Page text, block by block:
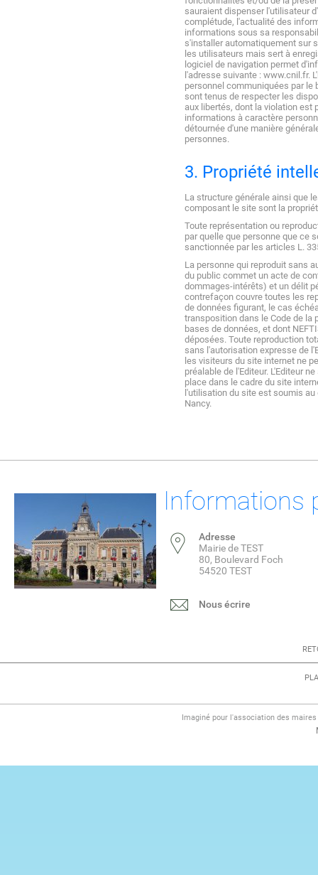
sauraient dispenser l'utilisateur
complétude, l'actualité des
informations sous sa
s'installer automatiquement sur
les utilisateurs mais sert à
logiciel de navigation permet
l'adresse suivante : www.cnil.fr.
personnel communiquées par
sont tenus de respecter les
aux libertés, dont la violation est
informations à caractère
détournée d'une manière
personnes.
3. Propriété
La structure générale ainsi que
composant le site sont la
Toute représentation ou
par quelle que personne que ce
sanctionnée par les articles L.
La personne qui reproduit sans
du public commet un acte de
dommages-intérêts) et un délit
contrefaçon couvre toutes les
de données figurant, le cas
transposition dans le Code de la
bases de données, et dont
déposées. Toute reproduction
sans l'autorisation expresse de
les visiteurs du site internet ne
préalable de l'Editeur. L'Editeur
place dans le cadre du site
l'utilisation du site est soumis
Nancy.
Informations
Adresse
Mairie de TEST
80, Boulevard Foch
54520 TEST
Nous écrire
Imaginé pour l'association des